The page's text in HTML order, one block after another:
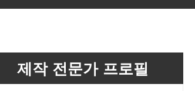
제작 전문가 프로필